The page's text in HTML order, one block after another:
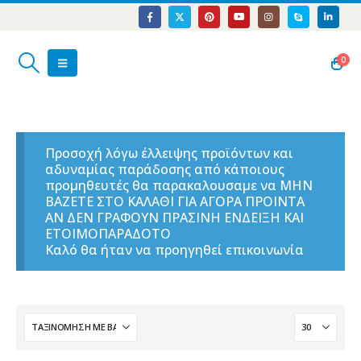
0
Προσοχή λόγω έλλειψης προϊόντων και
αδυναμίας παράδοσης από κάποιους
προμηθευτές θα παρακαλουσαμε να ΜΗΝ
ΒΑΖΕΤΕ ΣΤΟ ΚΑΛΑΘΙ ΓΙΑ ΑΓΟΡΑ ΠΡΟΙΝΤΑ
ΑΝ ΔΕΝ ΓΡΑΦΟΥΝ ΠΡΑΣΙΝΗ ΕΝΔΕΙΞΗ ΚΑΙ
ΕΤΟΙΜΟΠΑΡΑΔΟΤΟ
Καλό θα ήταν να προηγηθεί επικοινωνία